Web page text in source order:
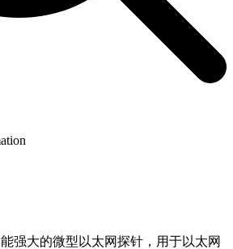
能强大的微型以太网探针，用于以太网